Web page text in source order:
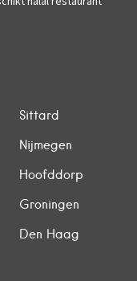
Sittard
Nijmegen
Hoofddorp
Groningen
Den Haag